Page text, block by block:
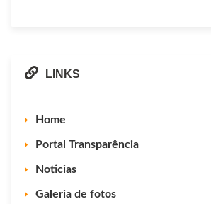
LINKS
Home
Portal Transparência
Noticias
Galeria de fotos